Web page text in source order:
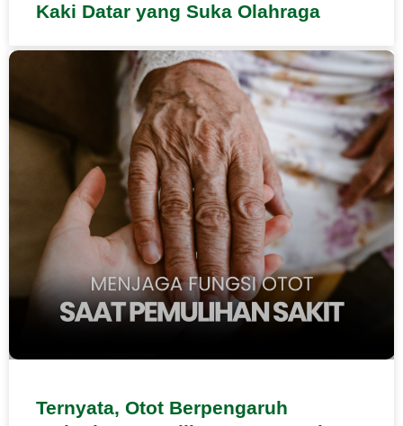
Kaki Datar yang Suka Olahraga
Ternyata, Otot Berpengaruh